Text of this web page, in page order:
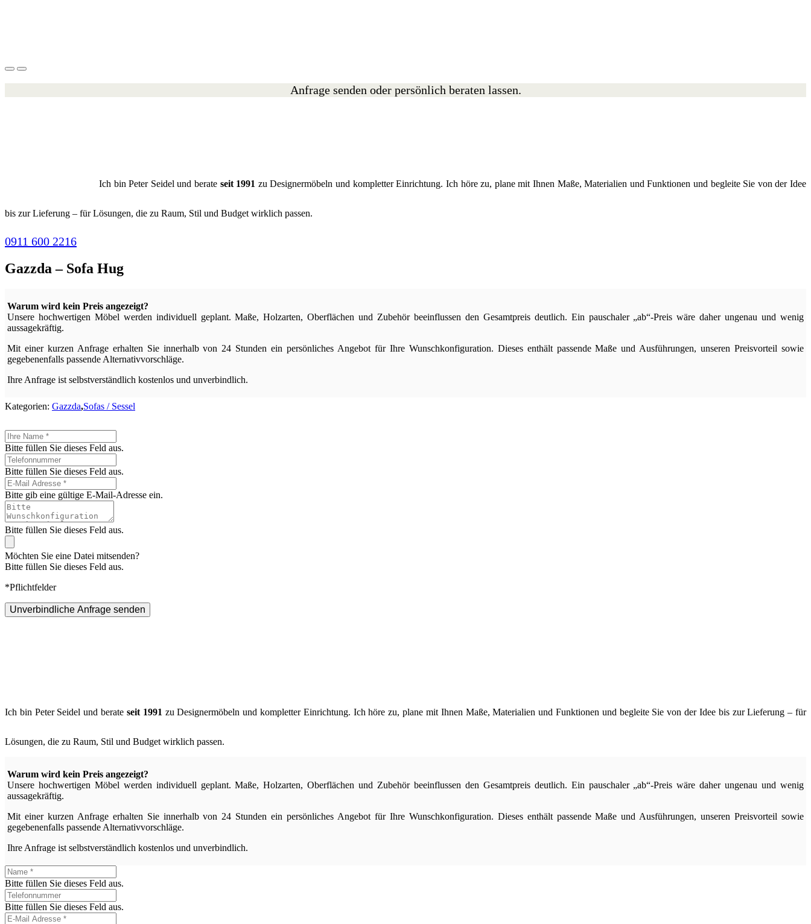
Anfrage senden oder persönlich beraten lassen.
Ich bin Peter Seidel und berate seit 1991 zu Designermöbeln und kompletter Einrichtung. Ich höre zu, plane mit Ihnen Maße, Materialien und Funktionen und begleite Sie von der Idee
bis zur Lieferung – für Lösungen, die zu Raum, Stil und Budget wirklich passen.
0911 600 2216
Gazzda – Sofa Hug
Warum wird kein Preis angezeigt?
Unsere hochwertigen Möbel werden individuell geplant. Maße, Holzarten, Oberflächen und Zubehör beeinflussen den Gesamtpreis deutlich. Ein pauschaler „ab“-Preis wäre daher ungenau und wenig
aussagekräftig.
Mit einer kurzen Anfrage erhalten Sie innerhalb von 24 Stunden ein persönliches Angebot für Ihre Wunschkonfiguration. Dieses enthält passende Maße und Ausführungen, unseren Preisvorteil sowie
gegebenenfalls passende Alternativvorschläge.
Ihre Anfrage ist selbstverständlich kostenlos und unverbindlich.
Kategorien: Gazzda,Sofas / Sessel
Bitte füllen Sie dieses Feld aus.
Bitte füllen Sie dieses Feld aus.
Bitte gib eine gültige E-Mail-Adresse ein.
Bitte füllen Sie dieses Feld aus.
Möchten Sie eine Datei mitsenden?
Bitte füllen Sie dieses Feld aus.
*Pflichtfelder
Unverbindliche Anfrage senden
Ich bin Peter Seidel und berate seit 1991 zu Designermöbeln und kompletter Einrichtung. Ich höre zu, plane mit Ihnen Maße, Materialien und Funktionen und begleite Sie von der Idee bis zur Lieferung – für
Lösungen, die zu Raum, Stil und Budget wirklich passen.
Warum wird kein Preis angezeigt?
Unsere hochwertigen Möbel werden individuell geplant. Maße, Holzarten, Oberflächen und Zubehör beeinflussen den Gesamtpreis deutlich. Ein pauschaler „ab“-Preis wäre daher ungenau und wenig
aussagekräftig.
Mit einer kurzen Anfrage erhalten Sie innerhalb von 24 Stunden ein persönliches Angebot für Ihre Wunschkonfiguration. Dieses enthält passende Maße und Ausführungen, unseren Preisvorteil sowie
gegebenenfalls passende Alternativvorschläge.
Ihre Anfrage ist selbstverständlich kostenlos und unverbindlich.
Bitte füllen Sie dieses Feld aus.
Bitte füllen Sie dieses Feld aus.